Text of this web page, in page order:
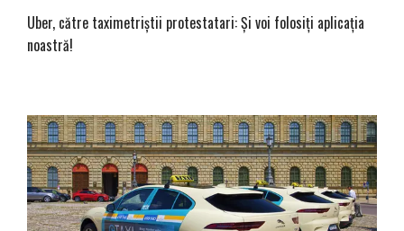
Uber, către taximetriștii protestatari: Și voi folosiți aplicația
noastră!